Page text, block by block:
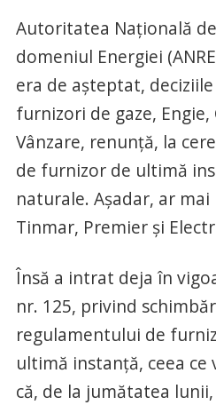
Autoritatea Națională
domeniul Energiei
era de așteptat,
furnizori de gaze, Engie,
Vânzare, renunță, la
de furnizor de ultimă
naturale. Așadar, ar
Tinmar, Premier și
Însă a intrat deja în
nr. 125, privind
regulamentului de
ultimă instanță, ceea
că, de la jumătatea